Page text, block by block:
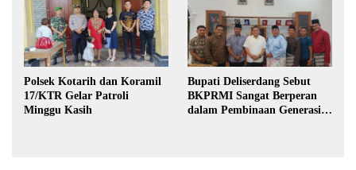
Polsek Kotarih dan Koramil
17/KTR Gelar Patroli
Minggu Kasih
Bupati Deliserdang Sebut
BKPRMI Sangat Berperan
dalam Pembinaan Generasi